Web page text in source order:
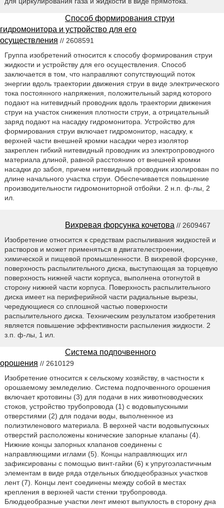
Способ формирования струи
гидромонитора и устройство для его
осуществления // 2608591
Группа изобретений относится к способу формирования струи
жидкости и устройству для его осуществления. Способ
заключается в том, что направляют сопутствующий поток
энергии вдоль траектории движения струи в виде электрического
тока постоянного напряжения, положительный заряд которого
подают на нитевидный проводник вдоль траектории движения
струи на участок снижения плотности струи, а отрицательный
заряд подают на насадку гидромонитора. Устройство для
формирования струи включает гидромонитор, насадку, к
верхней части внешней кромки насадки через изолятор
закреплен гибкий нитевидный проводник из электропроводного
материала длиной, равной расстоянию от внешней кромки
насадки до забоя, причем нитевидный проводник изолирован по
длине начального участка струи. Обеспечивается повышение
производительности гидромониторной отбойки. 2 н.п. ф-лы, 2
ил.
Вихревая форсунка кочетова // 2609467
Изобретение относится к средствам распыливания жидкостей и
растворов и может применяться в двигателестроении,
химической и пищевой промышленности. В вихревой форсунке,
поверхность распылительного диска, выступающая за торцевую
поверхность нижней части корпуса, выполнена отогнутой в
сторону нижней части корпуса. Поверхность распылительного
диска имеет на периферийной части радиальные вырезы,
чередующиеся со сплошной частью поверхности
распылительного диска. Техническим результатом изобретения
является повышение эффективности распыления жидкости. 2
з.п. ф-лы, 1 ил.
Система подпочвенного
орошения // 2610129
Изобретение относится к сельскому хозяйству, в частности к
орошаемому земледелию. Система подпочвенного орошения
включает кротовины (3) для подачи в них животноводческих
стоков, устройство трубопровода (1) с водовыпускными
отверстиями (2) для подачи воды, выполненное из
полиэтиленового материала. В верхней части водовыпускных
отверстий расположены конические запорные клапаны (4).
Нижние концы запорных клапанов соединены с
направляющими иглами (5). Концы направляющих игл
зафиксированы с помощью винт-гайки (6) к упругоэластичным
элементам в виде ряда отдельных блюдцеобразных участков
лент (7). Концы лент соединены между собой в местах
крепления в верхней части стенки трубопровода.
Блюдцеобразные участки лент имеют выпуклость в сторону дна